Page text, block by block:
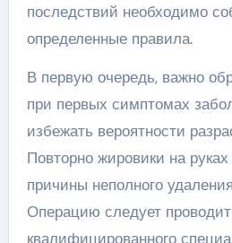
последствий необходимо
определенные правила.
В первую очередь, важно
при первых симптомах
избежать вероятности
Повторно жировики на
причины неполного
Операцию следует
квалифицированного